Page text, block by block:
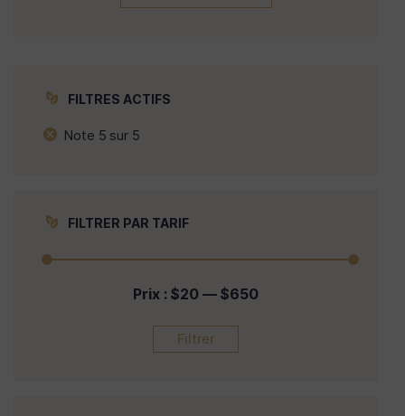
FILTRES ACTIFS
Note 5 sur 5
FILTRER PAR TARIF
Filtrer
Prix : $20— $650